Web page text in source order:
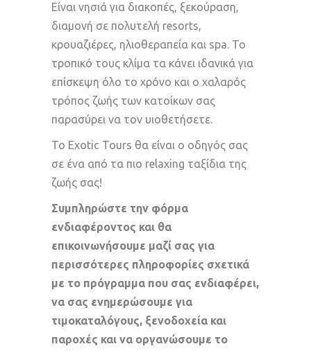
Είναι νησιά για διακοπές, ξεκούραση,
διαμονή σε πολυτελή resorts,
κρουαζιέρες, ηλιοθεραπεία και spa. Το
τροπικό τους κλίμα τα κάνει ιδανικά για
επίσκεψη όλο το χρόνο και ο χαλαρός
τρόπος ζωής των κατοίκων σας
παρασύρει να τον υιοθετήσετε.
To Exotic Tours θα είναι ο οδηγός σας
σε ένα από τα πιο relaxing ταξίδια της
ζωής σας!
Συμπληρώστε την φόρμα
ενδιαφέροντος και θα
επικοινωνήσουμε μαζί σας για
περισσότερες πληροφορίες σχετικά
με το πρόγραμμα που σας ενδιαφέρει,
να σας ενημερώσουμε για
τιμοκαταλόγους, ξενοδοχεία και
παροχές και να οργανώσουμε το